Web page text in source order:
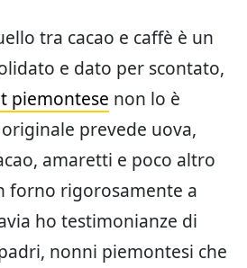
tra cacao e caffè è un
e dato per scontato,
piemontese non lo è
prevede uova,
amaretti e poco altro
forno rigorosamente a
ho testimonianze di
nonni piemontesi che